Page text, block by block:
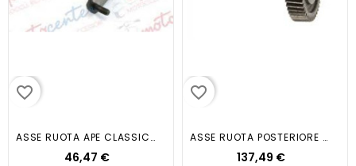
favorite_border
ASSE RUOTA APE CLASSIC EURO 4...
46,47 €
favorite_border
ASSE RUOTA POSTERIORE FREE VESPA...
137,49 €